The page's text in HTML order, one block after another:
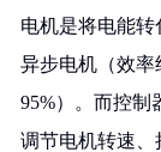
电机是将电能
异步电机（效率
95%）。而控制
调节电机转速、